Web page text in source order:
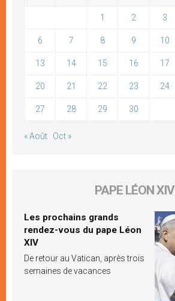
1 2 3
6 7 8 9 10
13 14 15 16 17
20 21 22 23 24
27 28 29 30
« Août Oct »
PAPE LÉON XIV
Les prochains grands
rendez-vous du pape Léon
XIV
De retour au Vatican, après trois
semaines de vacances